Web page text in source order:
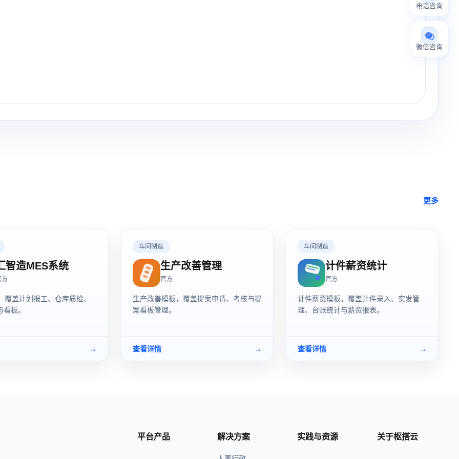
更多
智造MES系统
方
覆盖计划报工、仓库质检、
板。
→
车间制造
生产改善管理
官方
生产改善模板，覆盖提案申请、考核与提
案看板管理。
查看详情 →
车间制造
计件薪资统计
官方
计件薪资模板，覆盖计件录入、实发管
理、台账统计与薪资报表。
查看详情 →
电话咨询
微信咨询
平台产品 解决方案 实践与资源 关于枢搭云